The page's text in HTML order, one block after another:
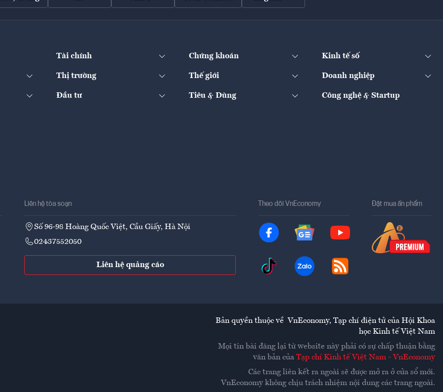
Tài chính Chứng khoán Kinh tế số
Thị trường Thế giới Doanh nghiệp
Đầu tư Tiêu & Dùng Công nghệ & Startup
Liên hệ tòa soạn
Số 96-98 Hoàng Quốc Việt, Cầu Giấy, Hà Nội
02437552050
Liên hệ quảng cáo
Theo dõi VnEconomy Đặt mua ấn phẩm
Bản quyền thuộc về VnEconomy, Tạp chí điện tử của Hội Khoa
học Kinh tế Việt Nam
Mọi tin bài đăng lại từ website này phải có sự chấp thuận bằng
văn bản của Tạp chí Kinh tế Việt Nam - VnEconomy
Các trang liên kết ra ngoài sẽ được mở ra ở cửa sổ mới.
VnEconomy không chịu trách nhiệm nội dung các trang ngoài.